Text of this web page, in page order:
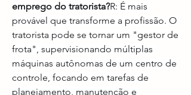
emprego do tratorista?R: É mais
provável que transforme a profissão. O
tratorista pode se tornar um "gestor de
frota", supervisionando múltiplas
máquinas autônomas de um centro de
controle, focando em tarefas de
planejamento, manutenção e